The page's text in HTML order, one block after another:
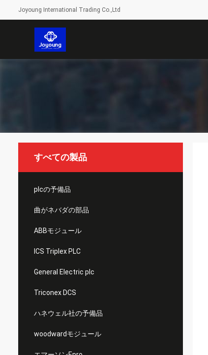
Joyoung International Trading Co.,Ltd
すべての製品
plcの予備品
曲がネバダの部品
ABBモジュール
ICS Triplex PLC
General Electric plc
Triconex DCS
ハネウェル社の予備品
woodwardモジュール